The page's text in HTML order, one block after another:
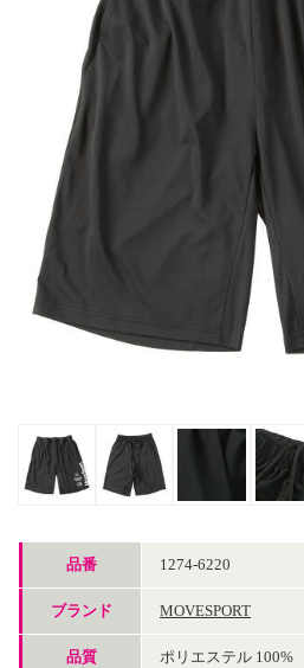
品番 1274-6220
ブランド MOVESPORT
品質 ポリエステル 100%